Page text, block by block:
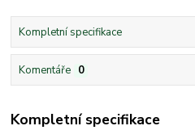
Kompletní specifikace
Komentáře 0
Kompletní specifikace